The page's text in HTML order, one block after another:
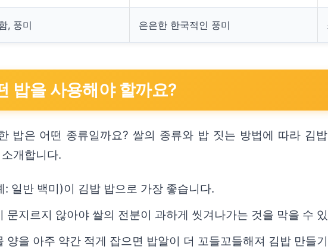
, 풍미 은은한 한국적인 풍미
밥을 사용해야 할까요?
밥은 어떤 종류일까요? 쌀의 종류와 밥 짓는 방법에 따라 김
개합니다.
일반 백미)이 김밥 밥으로 가장 좋습니다.
문지르지 않아야 쌀의 전분이 과하게 씻겨나가는 것을 막을 수
양을 아주 약간 적게 잡으면 밥알이 더 꼬들꼬들해져 김밥 만들